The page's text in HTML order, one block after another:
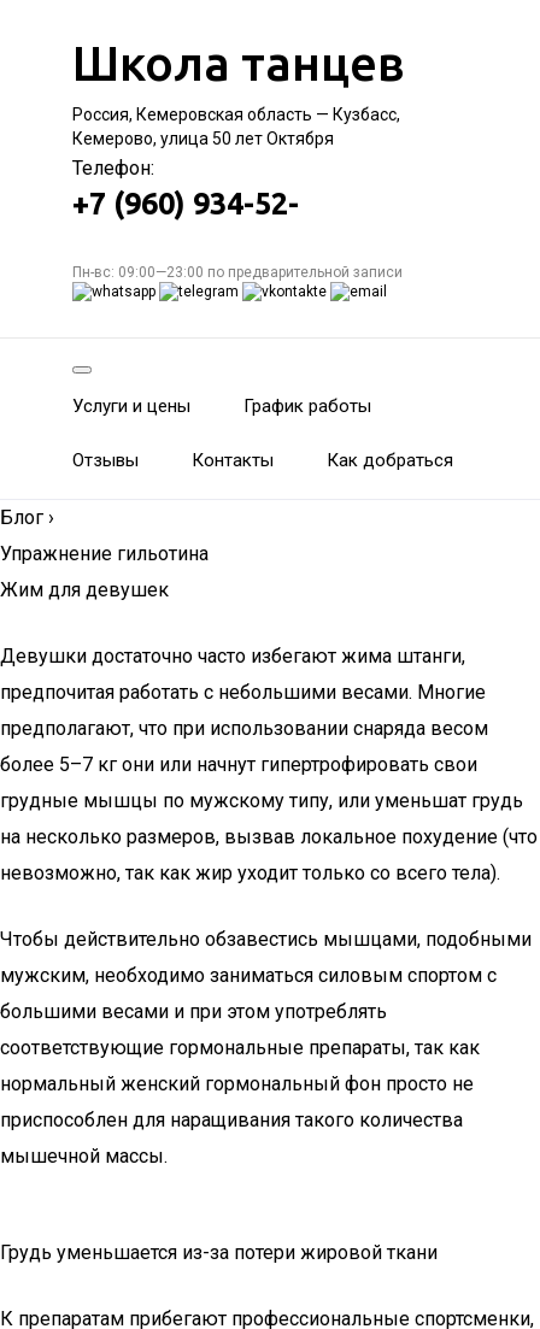
Школа танцев
Россия, Кемеровская область — Кузбасс,
Кемерово, улица 50 лет Октября
Телефон:
+7 (960) 934-52-
Пн-вс: 09:00—23:00 по предварительной записи
Услуги и цены График работы
Отзывы Контакты Как добраться
Блог ›
Упражнение гильотина
Жим для девушек
Девушки достаточно часто избегают жима штанги,
предпочитая работать с небольшими весами. Многие
предполагают, что при использовании снаряда весом
более 5–7 кг они или начнут гипертрофировать свои
грудные мышцы по мужскому типу, или уменьшат грудь
на несколько размеров, вызвав локальное похудение (что
невозможно, так как жир уходит только со всего тела).
Чтобы действительно обзавестись мышцами, подобными
мужским, необходимо заниматься силовым спортом с
большими весами и при этом употреблять
соответствующие гормональные препараты, так как
нормальный женский гормональный фон просто не
приспособлен для наращивания такого количества
мышечной массы.
Грудь уменьшается из-за потери жировой ткани
К препаратам прибегают профессиональные спортсменки,